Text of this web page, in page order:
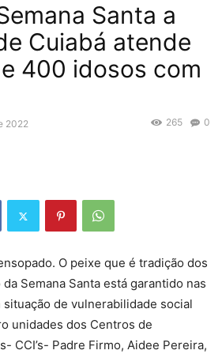
Santa a
Cuiabá atende
400 idosos com
2022 0
265
O peixe que é tradição dos
Semana Santa está garantido nas
de vulnerabilidade social
unidades dos Centros de
CCI’s- Padre Firmo, Aidee Pereira,